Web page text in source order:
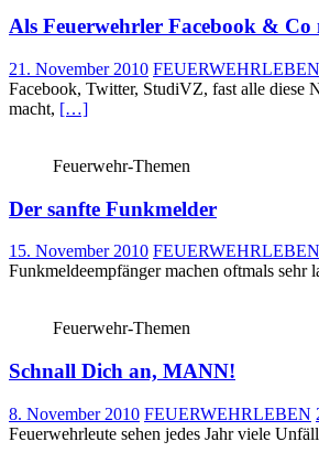
Als Feuerwehrler Facebook & Co
21. November 2010 FEUERWEHRLEBEN
Facebook, Twitter, StudiVZ, fast alle diese
macht, […]
Feuerwehr-Themen
Der sanfte Funkmelder
15. November 2010 FEUERWEHRLEBEN
Funkmeldeempfänger machen oftmals
Feuerwehr-Themen
Schnall Dich an, MANN!
8. November 2010 FEUERWEHRLEBEN
Feuerwehrleute sehen jedes Jahr viele